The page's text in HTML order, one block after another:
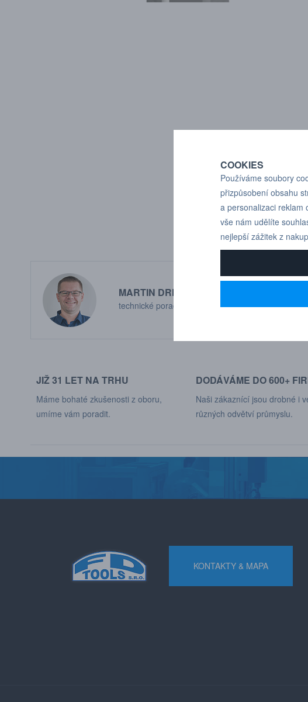
MARTIN DRHOLEC
technické poradenství
nebo
JIŽ 31 LET NA TRHU
Máme bohaté zkušenosti z oboru,
umíme vám poradit.
DODÁVÁME DO 600+
Naši zákaznící jsou drobné i
různých odvětví průmyslu.
KONTAKTY & MAPA
COOKIES
Používáme soubory
přizpůsobení obsahu
a personalizaci reklam
vše nám udělíte
nejlepší zážitek z